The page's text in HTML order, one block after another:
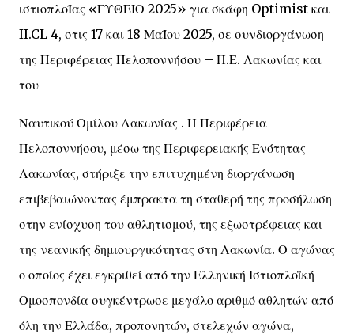
ιστιοπλοΪας «ΓΥΘΕΙΟ 2025» για σκάφη Optimist και
II.CL 4, στις 17 και 18 ΜαΪου 2025, σε συνδιοργάνωση
της Περιφέρειας Πελοποννήσου – Π.Ε. Λακωνίας και
του
Ναυτικού Ομίλου Λακωνίας . Η Περιφέρεια
Πελοποννήσου, μέσω της Περιφερειακής Ενότητας
Λακωνίας, στήριξε την επιτυχημένη διοργάνωση
επιβεβαιώνοντας έμπρακτα τη σταθερή της προσήλωση
στην ενίσχυση του αθλητισμού, της εξωστρέφειας και
της νεανικής δημιουργικότητας στη Λακωνία. Ο αγώνας
ο οποίος έχει εγκριθεί από την Ελληνική Ιστιοπλοϊκή
Ομοσπονδία συγκέντρωσε μεγάλο αριθμό αθλητών από
όλη την Ελλάδα, προπονητών, στελεχών αγώνα,